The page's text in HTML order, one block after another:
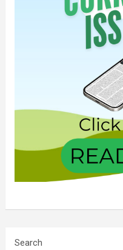
Search